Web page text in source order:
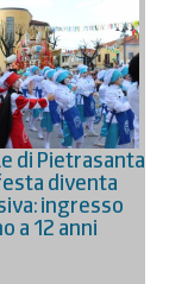
di Pietrasanta
diventa
ingresso
a 12 anni